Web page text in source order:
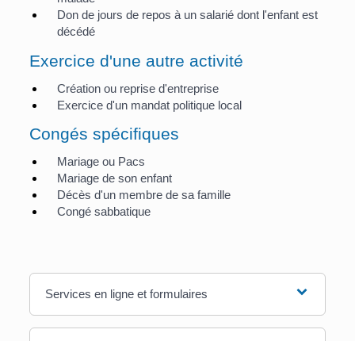
Don de jours de repos à un salarié dont l'enfant est
décédé
Exercice d'une autre activité
Création ou reprise d'entreprise
Exercice d'un mandat politique local
Congés spécifiques
Mariage ou Pacs
Mariage de son enfant
Décès d'un membre de sa famille
Congé sabbatique
Services en ligne et formulaires